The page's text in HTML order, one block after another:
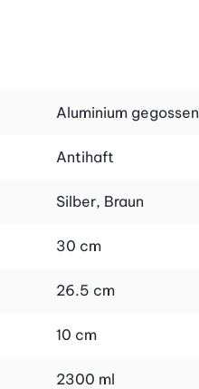
Aluminium gegossen
Antihaft
Silber, Braun
30 cm
26.5 cm
10 cm
2300 ml